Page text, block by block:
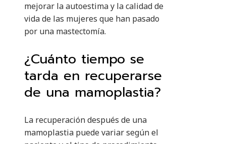
mejorar la autoestima y la calidad de
vida de las mujeres que han pasado
por una mastectomía.
¿Cuánto tiempo se
tarda en recuperarse
de una mamoplastia?
La recuperación después de una
mamoplastia puede variar según el